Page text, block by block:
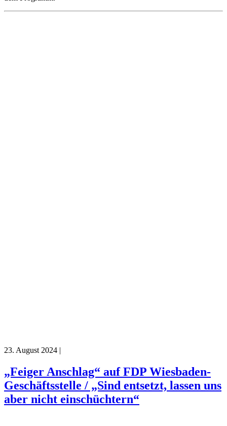
23. August 2024 |
„Feiger Anschlag“ auf FDP Wiesbaden-
Geschäftsstelle / „Sind entsetzt, lassen uns
aber nicht einschüchtern“